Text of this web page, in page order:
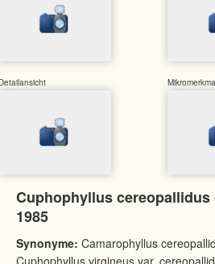
Cuphophyllus cereopallidus
1985
Synonyme: Camarophyllus
Cuphophyllus virgineus var.